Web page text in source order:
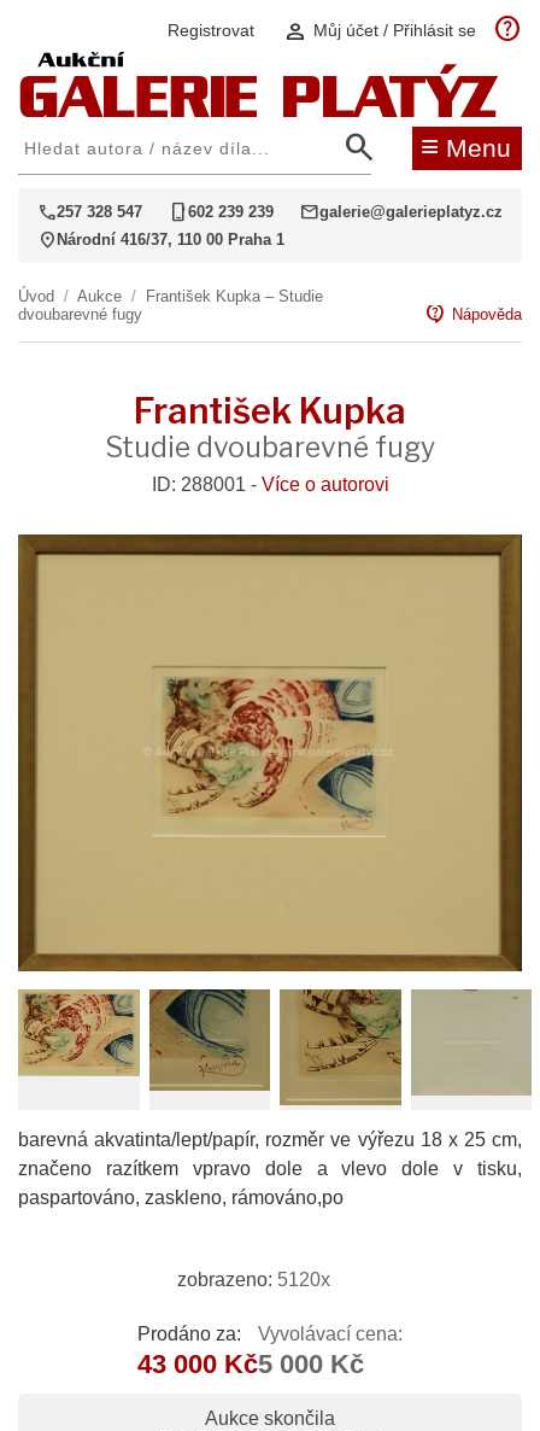
Registrovat person Můj účet / Přihlásit se help
search ≡ Menu
call257 328 547 phone_iphone602 239 239 mailgalerie@galerieplatyz.cz
location_on Národní 416/37, 110 00 Praha 1
Úvod / Aukce /
František Kupka – Studie
dvoubarevné fugy
contact_support Nápověda
František Kupka
Studie dvoubarevné fugy
ID: 288001 - Více o autorovi
barevná akvatinta/lept/papír, rozměr ve výřezu 18 x 25 cm,
značeno razítkem vpravo dole a vlevo dole v tisku,
paspartováno, zaskleno, rámováno,po
zobrazeno: 5120x
Prodáno za:
43 000 Kč
Vyvolávací cena:
5 000 Kč
Aukce skončila